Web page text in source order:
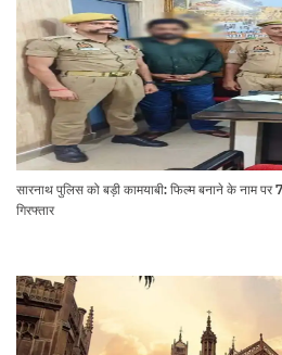
सारनाथ पुलिस को बड़ी कामयाबी: फिल्म बनाने के नाम
गिरफ्तार